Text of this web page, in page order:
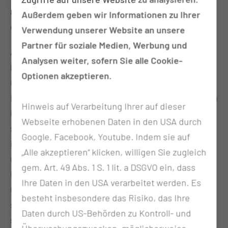
aufgebaut, im kommenden Jahr starten nun die
ersten Studierenden.
Auch Wissenschaftsministerin Dr. Manja Schüle
begrüßt den Beschluss des Aufsichtsrats der MUL –
CT: „Der Aufsichtsrat hat festgestellt, dass die
Kriterien für den Start des Medizin-Studiengangs im
kommenden Jahr erfüllt sind. Das ist nicht
selbstverständlich. Ich erinnere gerne daran, dass
im Jahr 2020 nicht wenige meinten, das Land
überhebe sich mit der Gründung einer Medizin-
Universität. Noch mehr waren überzeugt, dass eine
Gründung in Rekordzeit von vier Jahren kaum zu
stemmen – und ein Start des Studienbetriebs nach
sechs Jahren nahezu ausgeschlossen sei. Wir
Außerdem geben wir Informationen zu Ihrer
Verwendung unserer Website an unsere
Partner für soziale Medien, Werbung und
Analysen weiter, sofern Sie alle Cookie-
Optionen akzeptieren.
Hinweis auf Verarbeitung Ihrer auf dieser
Webseite erhobenen Daten in den USA durch
Google, Facebook, Youtube. Indem sie auf
„Alle akzeptieren“ klicken, willigen Sie zugleich
gem. Art. 49 Abs. 1 S. 1 lit. a DSGVO ein, dass
Ihre Daten in den USA verarbeitet werden. Es
besteht insbesondere das Risiko, das Ihre
Daten durch US-Behörden zu Kontroll- und